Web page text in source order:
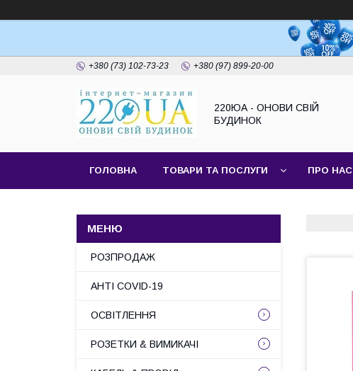
+380 (73) 102-73-23 +380 (97) 899-20-00
220ЮА - ОНОВИ СВІЙ
БУДИНОК
ГОЛОВНА ТОВАРИ ТА ПОСЛУГИ ПРО НАС
РОЗПРОДАЖ
АНТІ COVID-19
ОСВІТЛЕННЯ
РОЗЕТКИ & ВИМИКАЧІ